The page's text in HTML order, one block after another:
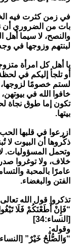
في زمن كثرت فيه
بات من الضروري أن
والنصح، لا سيما أهل
لبنتهم وزوجها في
يا أهل كل امرأة
أو تلجأ إليكم في
لستم خصومًا لزوجها،
خافوا الله في
تكون إما طوق نجاة
بيتها.
ازرعوا في قلبها
ذكّروها أن البيوت لا
وتحمل المسؤوليات.
خلاف، ولا توغروا
عامرًا بالمحبة
الفتن والبغضاء.
تذكروا قول الله
“فَإِنْ أَطَعْنَكُمْ فَلَا
[النساء:34]
وقوله:
“وَالصُّلْحُ خَيْرٌ”